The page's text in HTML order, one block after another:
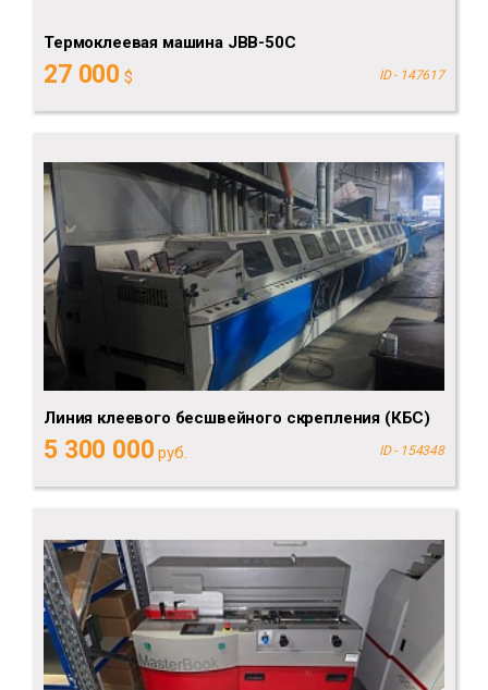
Термоклеевая машина JBB-50C
27 000 $ ID - 147617
Линия клеевого бесшвейного скрепления (КБС)
5 300 000 руб. ID - 154348